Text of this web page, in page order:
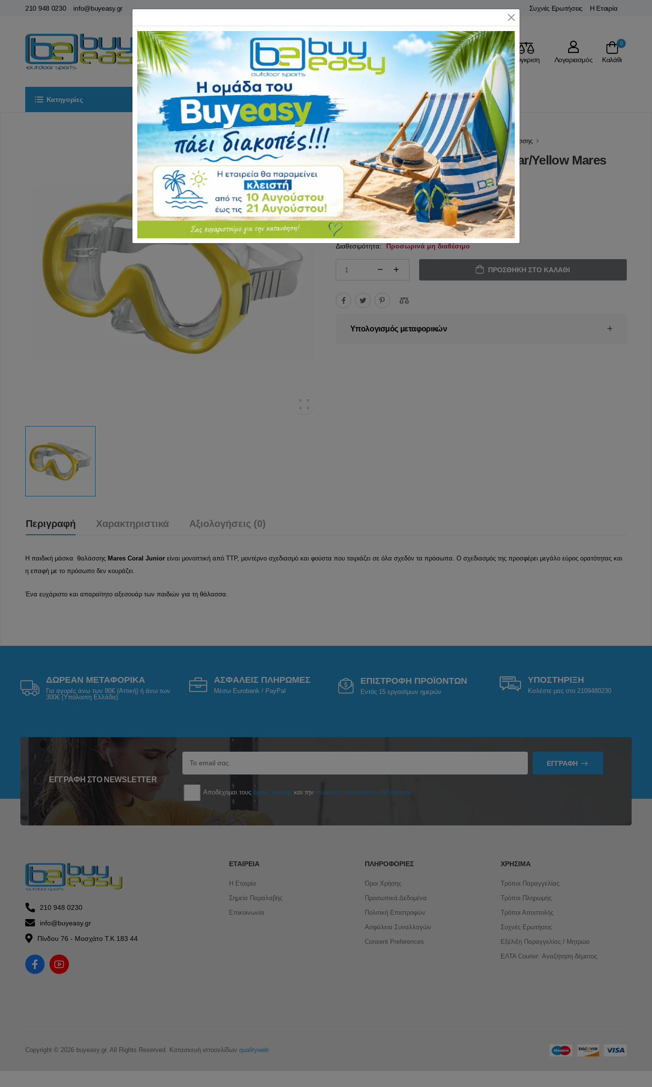
210 948 0230 info@buyeasy.gr Συχνές Ερωτήσεις Η Εταιρία
Αγαπημένα Σύγκριση Λογαριασμός
0
Καλάθι
Κατηγορίες Αρχική ΕΙΔΗ CAMPING Επικοινωνία
Αρχική ΨΑΡΕΜΑ - ΚΑΤΑΔΥΣΗ Snorkeling Μάσκες Θαλάσσης
Παιδική Μάσκα Coral Junior Clear/Yellow Mares
Αξιολόγηση: (0 Αξιολογήσεις)
Κωδικός1102175
6.75€ 8.50€
Διαθεσιμότητα: Προσωρινά μη διαθέσιμο
ΠΡΟΣΘΉΚΗ ΣΤΟ ΚΑΛΆΘΙ
Υπολογισμός μεταφορικών
Περιγραφή Χαρακτηριστικά Αξιολογήσεις (0)
Η παιδική μάσκα θαλάσσης Mares Coral Juniorείναι μονοπτική από TTP, μοντέρνο σχεδιασμό και φούστα που ταιριάζει σε όλα σχεδόν τα πρόσωπα. Ο σχεδιασμός της προσφέρει μεγάλο εύρος ορατότητας και
η επαφή με το πρόσωπο δεν κουράζει.
Ένα ευχάριστο και απαραίτητο αξεσουάρ των παιδιών για τη θάλασσα.
ΔΩΡΕΑΝ ΜΕΤΑΦΟΡΙΚΑ
Για αγορές άνω των 80€ (Αττική) ή άνω των
300€ (Υπόλοιπη Ελλάδα).
ΑΣΦΑΛΕΙΣ ΠΛΗΡΩΜΕΣ
Μέσω Eurobank / PayPal
ΕΠΙΣΤΡΟΦΗ ΠΡΟΪΟΝΤΩΝ
Εντός 15 εργασίμων ημερών
ΥΠΟΣΤΗΡΙΞΗ
Καλέστε μας στο 2109480230
ΕΓΓΡΑΦΉ ΣΤΟ NEWSLETTER
ΕΓΓΡΑΦΉ
Αποδέχομαι τουςόρους χρήσης και τηνπολιτική προσωπικών δεδομένων
210 948 0230
info@buyeasy.gr
Πίνδου 76 - Μοσχάτο Τ.Κ 183 44
ΕΤΑΙΡΕΊΑ
Η Εταιρία
Σημεία Παραλαβής
Επικοινωνία
ΠΛΗΡΟΦΟΡΊΕΣ
Όροι Χρήσης
Προσωπικά Δεδομένα
Πολιτική Επιστροφών
Ασφάλεια Συναλλαγών
Consent Preferences
ΧΡΉΣΙΜΑ
Τρόποι Παραγγελίας
Τρόποι Πληρωμής
Τρόποι Αποστολής
Συχνές Ερωτήσεις
Εξέλιξη Παραγγελίας / Μητρώο
ΕΛΤΑ Courier: Αναζήτηση δέματος
Copyright © 2026 buyeasy.gr. All Rights Reserved. Κατασκευή ιστοσελίδων qualityweb
Close